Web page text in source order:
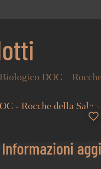
DOC –
Informazioni